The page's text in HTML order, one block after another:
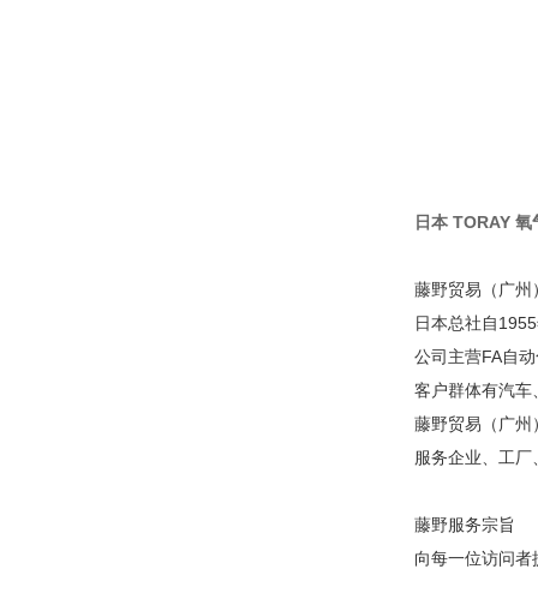
日本 TORAY
藤野贸易（广州
日本总社自
公司主营FA自
客户群体有汽车
藤野贸易（广州
服务企业、工
藤野服务宗旨
向每一位访问